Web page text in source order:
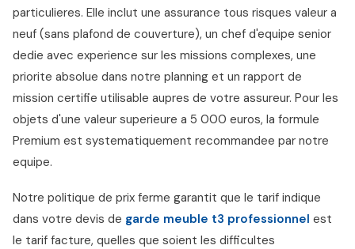
particulieres. Elle inclut une assurance tous risques valeur a
neuf (sans plafond de couverture), un chef d'equipe senior
dedie avec experience sur les missions complexes, une
priorite absolue dans notre planning et un rapport de
mission certifie utilisable aupres de votre assureur. Pour les
objets d'une valeur superieure a 5 000 euros, la formule
Premium est systematiquement recommandee par notre
equipe.
Notre politique de prix ferme garantit que le tarif indique
dans votre devis de garde meuble t3 professionnel est
le tarif facture, quelles que soient les difficultes